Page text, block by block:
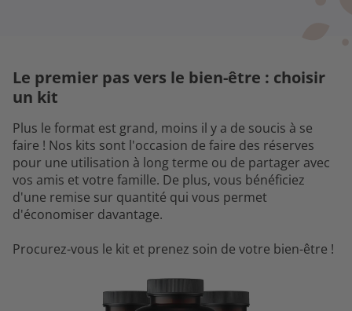
Le premier pas vers le bien-être : choisir
un kit
Plus le format est grand, moins il y a de soucis à se
faire ! Nos kits sont l'occasion de faire des réserves
pour une utilisation à long terme ou de partager avec
vos amis et votre famille. De plus, vous bénéficiez
d'une remise sur quantité qui vous permet
d'économiser davantage.
Procurez-vous le kit et prenez soin de votre bien-être !